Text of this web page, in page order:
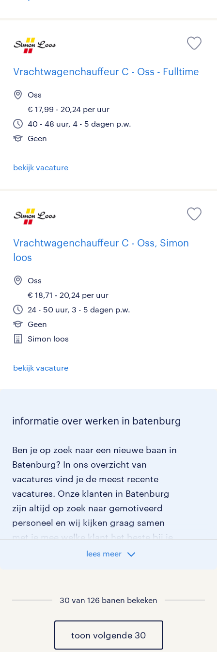
Vrachtwagenchauffeur C - Oss - Fulltime
Oss
€ 17,99 - 20,24 per uur
40 - 48 uur, 4 - 5 dagen p.w.
Geen
bekijk vacature
Vrachtwagenchauffeur C - Oss, Simon
loos
Oss
€ 18,71 - 20,24 per uur
24 - 50 uur, 3 - 5 dagen p.w.
Geen
Simon loos
bekijk vacature
informatie over werken in batenburg
Ben je op zoek naar een nieuwe baan in
Batenburg? In ons overzicht van
vacatures vind je de meest recente
vacatures. Onze klanten in Batenburg
zijn altijd op zoek naar gemotiveerd
personeel en wij kijken graag samen
met je mee welke klant het beste bij je
vacatures in Altforst
vacatures in Appeltern
lees meer
30 van 126 banen bekeken
toon volgende 30